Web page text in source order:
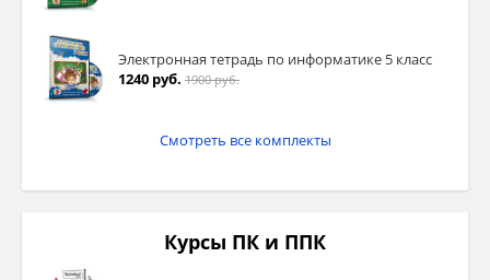
Электронная тетрадь по информатике 5 класс
1240 руб. 1900 руб.
Смотреть все комплекты
Курсы ПК и ППК